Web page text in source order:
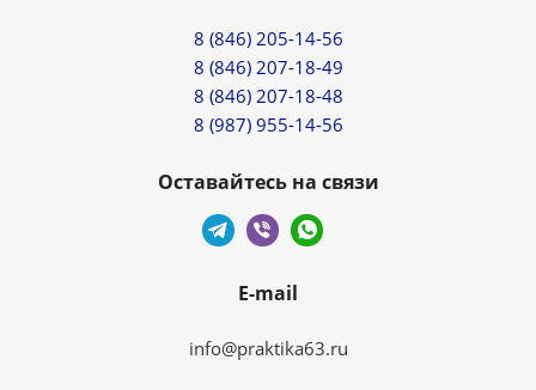
8 (846) 205-14-56
8 (846) 207-18-49
8 (846) 207-18-48
8 (987) 955-14-56
Оставайтесь на связи
E-mail
info@praktika63.ru